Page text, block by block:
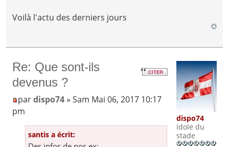
Voilà l'actu des derniers jours
Re: Que sont-ils
devenus ?
pardispo74» Sam Mai 06, 2017 10:17
pm
santis a écrit:
dispo74
Idole du
stade